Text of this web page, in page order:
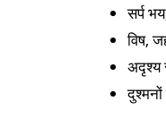
सर्प
विष,
अदृश्य